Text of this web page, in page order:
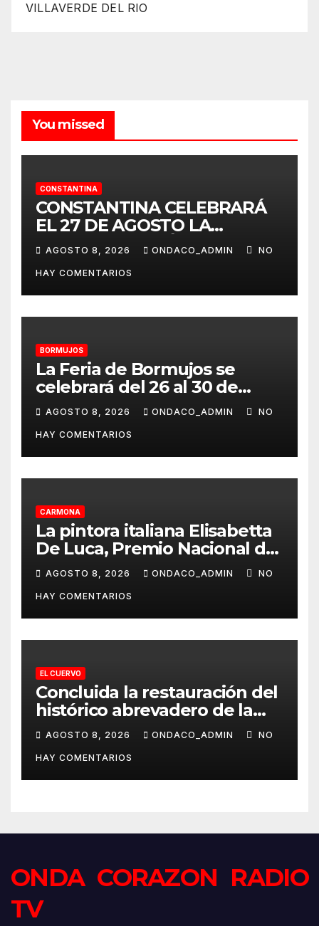
VILLAVERDE DEL RIO
You missed
CONSTANTINA
CONSTANTINA CELEBRARÁ
EL 27 DE AGOSTO LA
TERCERA EDICIÓN DE SU
CERTAMEN TAURINO
ALAMBIQUE DE PLATA»
AGOSTO 8, 2026 ONDACO_ADMIN NO
HAY COMENTARIOS
BORMUJOS
La Feria de Bormujos se
celebrará del 26 al 30 de
agosto
AGOSTO 8, 2026 ONDACO_ADMIN NO
HAY COMENTARIOS
CARMONA
La pintora italiana Elisabetta
De Luca, Premio Nacional de
Pintura «José Arpa»
AGOSTO 8, 2026 ONDACO_ADMIN NO
HAY COMENTARIOS
EL CUERVO
Concluida la restauración del
histórico abrevadero de la
Laguna de Los Tollos de El
Cuervo
AGOSTO 8, 2026 ONDACO_ADMIN NO
HAY COMENTARIOS
ONDA CORAZON RADIO
TV